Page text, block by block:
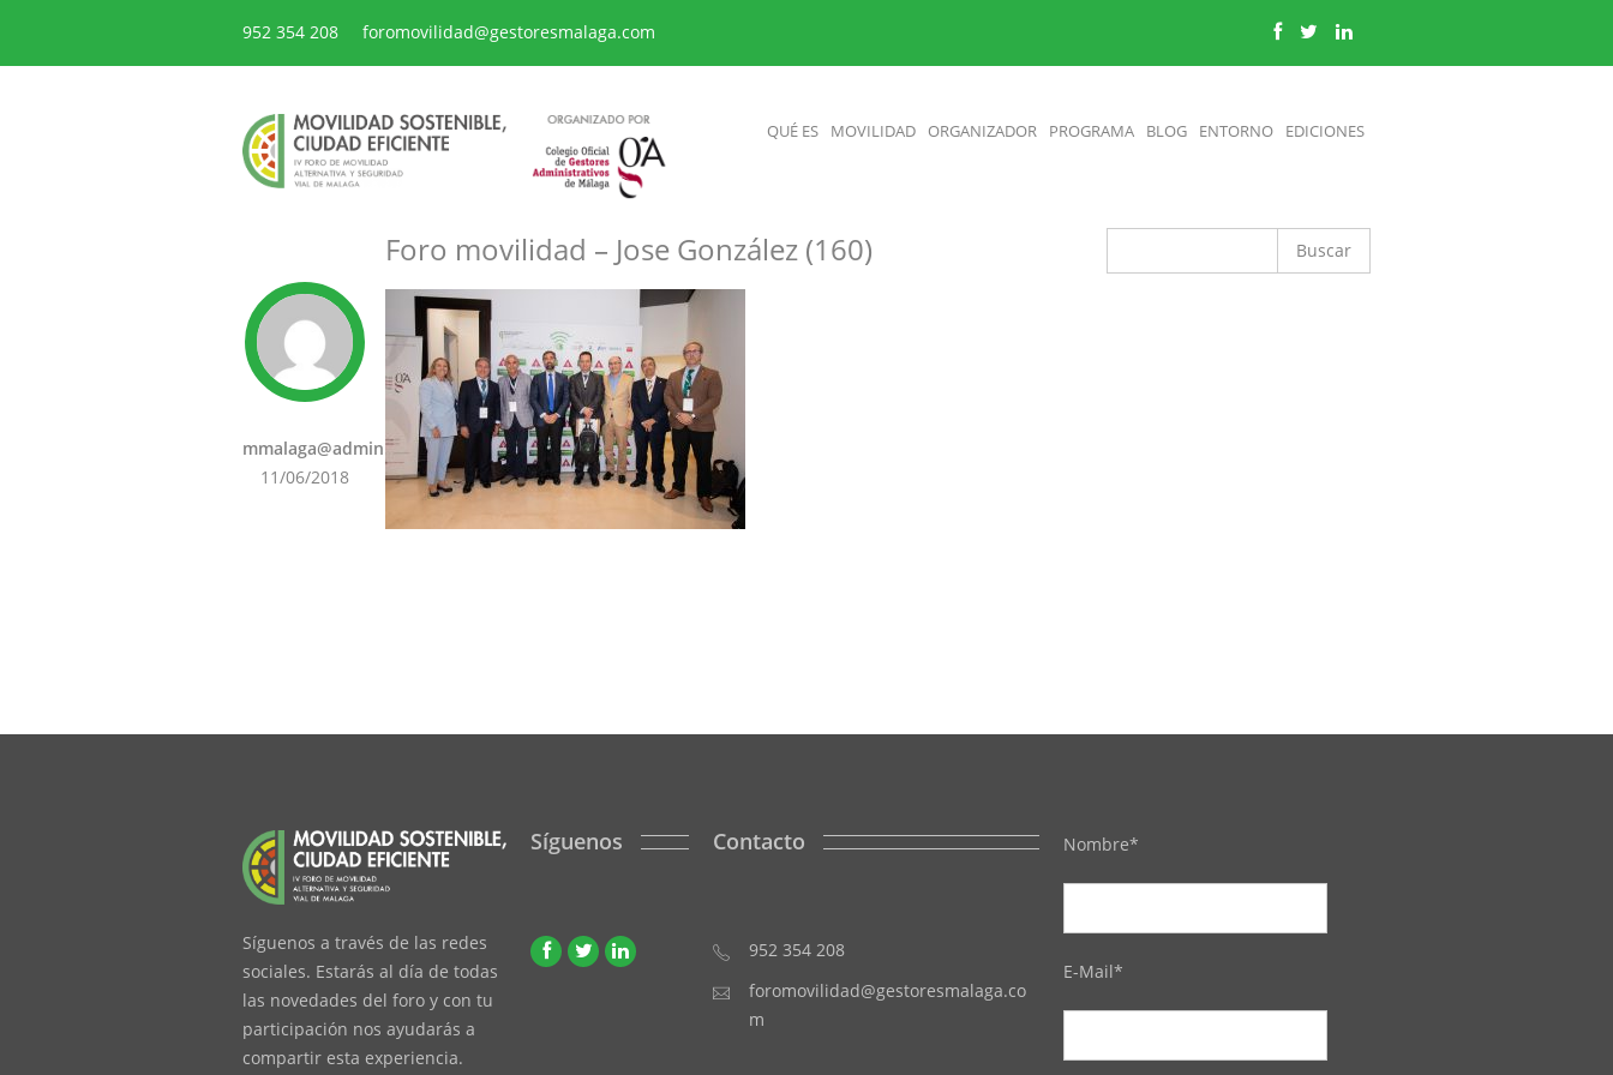
952 354 208 foromovilidad@gestoresmalaga.com
QUÉ ES MOVILIDAD ORGANIZADOR PROGRAMA BLOG ENTORNO EDICIONES
mmalaga@admin
11/06/2018
Foro movilidad – Jose González (160)
Síguenos a través de las redes
sociales. Estarás al día de todas
las novedades del foro y con tu
participación nos ayudarás a
compartir esta experiencia.
Síguenos Contacto
952 354 208
foromovilidad@gestoresmalaga.co
m
Nombre*
E-Mail*